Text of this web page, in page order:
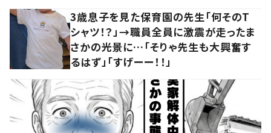
3歳息子を見た保育園の先生「何そのT
シャツ！？」→職員全員に激震が走ったま
さかの光景に…「そりゃ先生も大興奮す
るはず」「すげーー！！」